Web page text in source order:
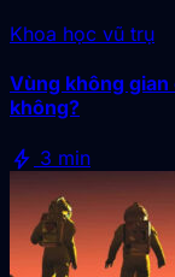
Khoa học vũ trụ
Vùng không
không?
bolt 3 min